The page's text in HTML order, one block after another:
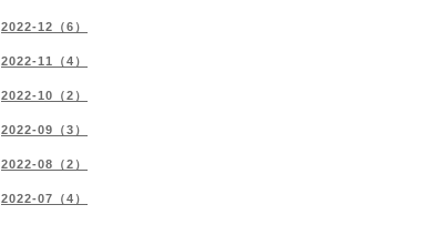
2022-12（6）
2022-11（4）
2022-10（2）
2022-09（3）
2022-08（2）
2022-07（4）